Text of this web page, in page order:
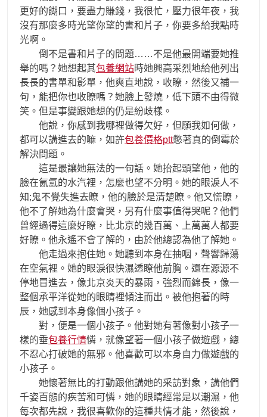
更好的餬口，要盡力賺錢，我很忙，壓力很年夜，我
沒有那麼多時光望你望的書和片子，你要多給我點時
光啊。
倒不是書和片子的問題……不是他最開端要她推
舉的嗎？她想起其包養網站時她興高采烈地給他列出
長長的書單和影單，他爽直地說，收瞭，然後又補一
句，能把你也收瞭嗎？她臉上發燒，低下頭不由得微
笑。但是事變跟她想的仍是紛歧樣。
他說，你感到我哪裡做得欠好，但願我如何做，
都可以講進去的嘛，如許包養價格ptt憋著真的倒霉於
解決問題。
這是最讓她無法的一句話。她抬起頭望他，他的
臉在氤氳的水汽裡，怎麼也望不分明。她的眼淚人不
知;鬼不覺失進去瞭，他的臉於是清楚瞭。他又慌瞭，
他不了解她為什麼會哭，另有什麼事值得哭呢？他們
曾經過得這麼好瞭，比北京的幾百萬、上萬萬人都要
好瞭。他永遙不會了解的，由於他總認為他了解她。
他走過來抱住她。她聽到本身在抽咽，聲響歸蕩
在空氣裡。她的眼淚很快濕透瞭他前胸。還在源源不
停地冒進去，像北京炎天的暴雨，強烈而綿長，像一
整個承平洋從她的眼睛裡傾注而出。被他抱著的時
辰，她感到本身像個小孩子。
對，便是一個小孩子。他對她有著像對小孩子一
樣的垂包養行情憐，就像望著一個小孩子做遊戲，總
不忍心打破她的無邪。他喜歡可以本身自力做遊戲的
小孩子。
她懷著無比的打動跟他講她的采訪對象，講他們
千姿百態的疾苦和可憐，她的眼睛經常是以潮濕，他
每次都先說，我很喜歡你的這種共情才能，然後說，